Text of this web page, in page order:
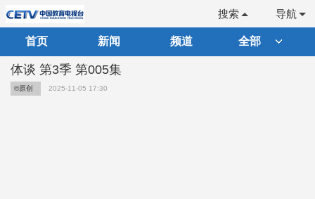
导航
搜索
首页 新闻 频道 全部
体谈 第3季 第005集
©原创 2025-11-05 17:30